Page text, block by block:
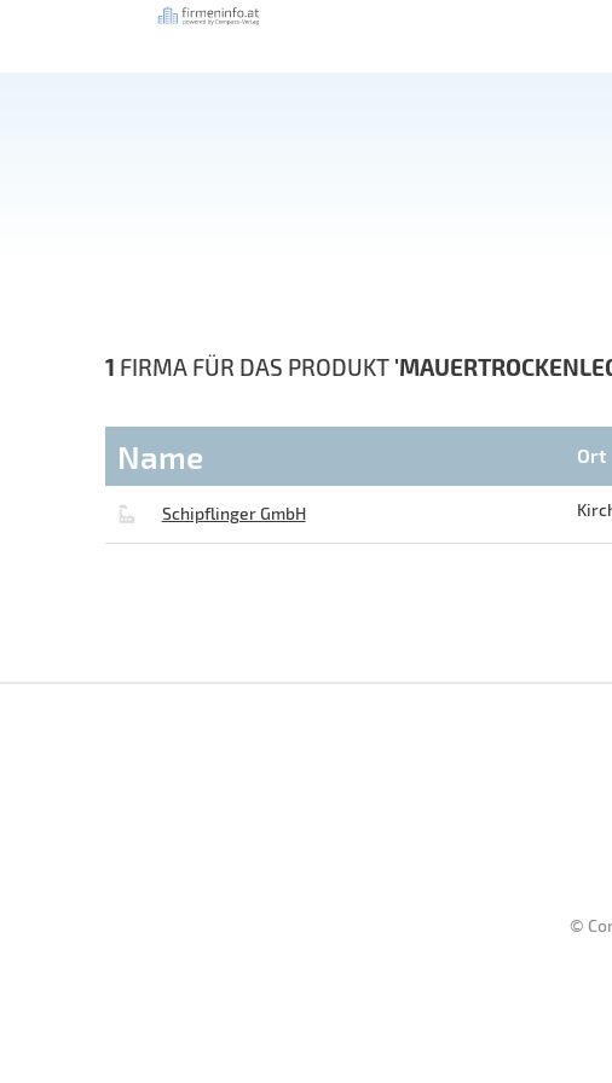
1 FIRMA FÜR DAS PRODUKT
Name Ort
Schipflinger GmbH
©